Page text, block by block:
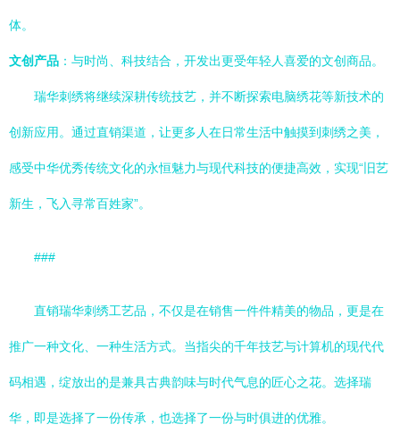
体。
文创产品 ：与时尚、科技结合，开发出更受年轻人喜爱的文创商品。
瑞华刺绣将继续深耕传统技艺，并不断探索电脑绣花等新技术的
创新应用。通过直销渠道，让更多人在日常生活中触摸到刺绣之美，
感受中华优秀传统文化的永恒魅力与现代科技的便捷高效，实现“旧艺
新生，飞入寻常百姓家”。
###
直销瑞华刺绣工艺品，不仅是在销售一件件精美的物品，更是在
推广一种文化、一种生活方式。当指尖的千年技艺与计算机的现代代
码相遇，绽放出的是兼具古典韵味与时代气息的匠心之花。选择瑞
华，即是选择了一份传承，也选择了一份与时俱进的优雅。